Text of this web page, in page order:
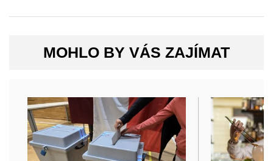
MOHLO BY VÁS ZAJÍMAT